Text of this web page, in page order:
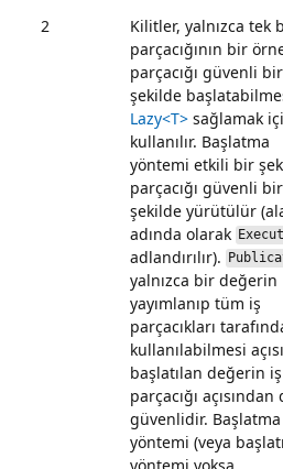
2
Kilitler, yalnızca tek
parçacığının bir
parçacığı güvenli bir
şekilde
Lazy<T> sağlamak
kullanılır. Başlatma
yöntemi etkili bir
parçacığı güvenli bir
şekilde yürütülür
adında olarak
adlandırılır).
yalnızca bir değerin
yayımlanıp tüm iş
parçacıkları
kullanılabilmesi
başlatılan değerin iş
parçacığı açısından
güvenlidir. Başlatma
yöntemi (veya
yöntemi yoksa